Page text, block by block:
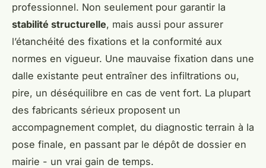
professionnel. Non seulement pour garantir la
stabilité structurelle, mais aussi pour assurer
l’étanchéité des fixations et la conformité aux
normes en vigueur. Une mauvaise fixation dans une
dalle existante peut entraîner des infiltrations ou,
pire, un déséquilibre en cas de vent fort. La plupart
des fabricants sérieux proposent un
accompagnement complet, du diagnostic terrain à la
pose finale, en passant par le dépôt de dossier en
mairie - un vrai gain de temps.